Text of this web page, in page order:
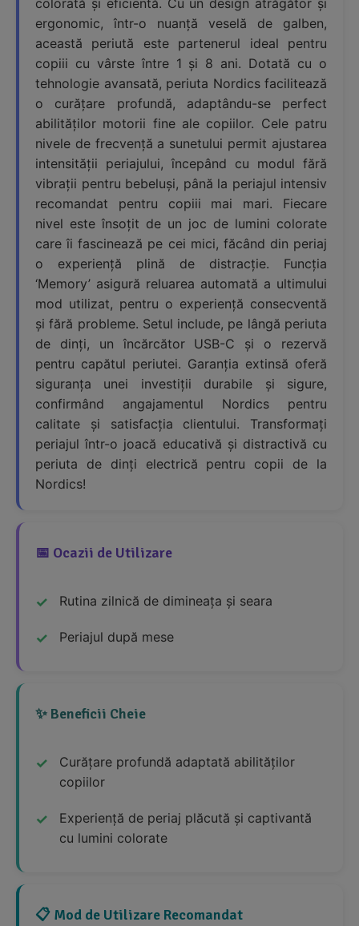
colorată și eficientă. Cu un design atrăgător și
ergonomic, într-o nuanță veselă de galben,
această periută este partenerul ideal pentru
copiii cu vârste între 1 și 8 ani. Dotată cu o
tehnologie avansată, periuta Nordics facilitează
o curățare profundă, adaptându-se perfect
abilităților motorii fine ale copiilor. Cele patru
nivele de frecvență a sunetului permit ajustarea
intensității periajului, începând cu modul fără
vibrații pentru bebeluși, până la periajul intensiv
recomandat pentru copiii mai mari. Fiecare
nivel este însoțit de un joc de lumini colorate
care îi fascinează pe cei mici, făcând din periaj
o experiență plină de distracție. Funcția
‘Memory’ asigură reluarea automată a ultimului
mod utilizat, pentru o experiență consecventă
și fără probleme. Setul include, pe lângă periuta
de dinți, un încărcător USB-C și o rezervă
pentru capătul periutei. Garanția extinsă oferă
siguranța unei investiții durabile și sigure,
confirmând angajamentul Nordics pentru
calitate și satisfacția clientului. Transformați
periajul într-o joacă educativă și distractivă cu
periuta de dinți electrică pentru copii de la
Nordics!
📅 Ocazii de Utilizare
Rutina zilnică de dimineața și seara
Periajul după mese
✨ Beneficii Cheie
Curățare profundă adaptată abilităților
copiilor
Experiență de periaj plăcută și captivantă
cu lumini colorate
📋 Mod de Utilizare Recomandat